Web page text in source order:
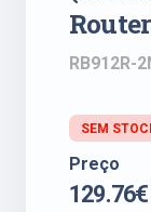
RB912R-
SEM
Preço
129.76€